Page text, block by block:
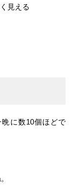
見える
に数10個ほどで